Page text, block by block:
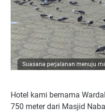
Suasana perjalanan menuju
Hotel kami bernama
750 meter dari Masjid